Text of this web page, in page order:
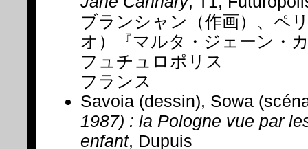
ブランシャン（作画）、ペ
オ）『マルタ・ジェーン・
フュチュロポリス
フランス
Savoia (dessin), Sowa
1987) : la Pologne vue par
enfant, Dupuis